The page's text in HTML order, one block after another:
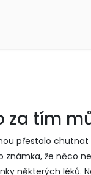
za tím
přestalo
že něco
některých léků.